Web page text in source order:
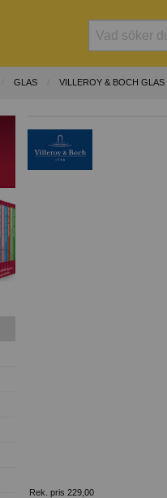
GLAS VILLEROY & BOCH GLAS
Rek. pris 229,00